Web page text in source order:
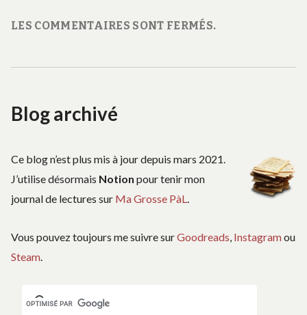
LES COMMENTAIRES SONT FERMÉS.
Blog archivé
Ce blog n’est plus mis à jour depuis mars 2021.
J’utilise désormais Notion pour tenir mon
journal de lectures sur Ma Grosse PàL.
Vous pouvez toujours me suivre surGoodreads, Instagramou
Steam.